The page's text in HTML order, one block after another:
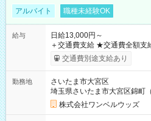
アルバイト 職種未経験OK
給与
日給13,000円～
＋交通費支給 ★交通費全額支給！ ┗案件により規定あり ★日払
いOK！（規定あり） ┗働い
ンビニATMから 日払い分を引き落とせ
交通費別途支給あり
勤務地
さいたま市大宮区
埼玉県さいたま市大宮区錦町
株式会社ワンベルウッズ